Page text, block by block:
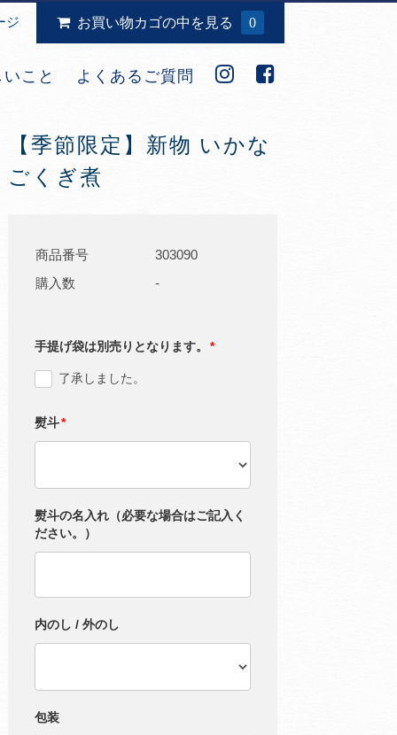
ジ お買い物カゴの中を見る 0
こと よくあるご質問
【季節限定】新物 いかな
ごくぎ煮
商品番号
303090
購入数
-
手提げ袋は別売りとなります。 *
了承しました。
熨斗*
熨斗の名入れ（必要な場合はご記入く
ださい。）
内のし / 外のし
包装